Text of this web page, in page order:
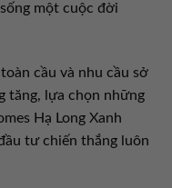
một cuộc đời
cầu và nhu cầu sở
tăng, lựa chọn những
Hạ Long Xanh
tư chiến thắng luôn